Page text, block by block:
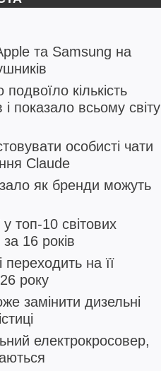
та Samsung на
кількість
показало всьому світу
особисті чати
Claude
як бренди можуть
топ-10 світових
16 років
на її
року
замінити дизельні
електрокросовер,